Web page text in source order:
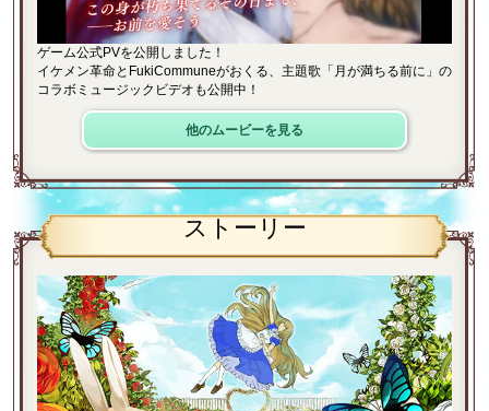
ゲーム公式PVを公開しました！
イケメン革命とFukiCommuneがおくる、主題歌「月が満ちる前に」の
コラボミュージックビデオも公開中！
他のムービーを見る
ストーリー